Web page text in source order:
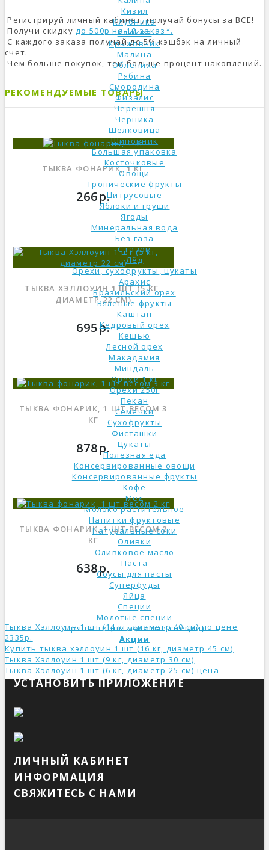
Кизил
Клубника
Клюква
Крыжовник
Малина
Облепиха
Рябина
Смородина
Физалис
Черешня
Черника
Шелковица
Шиповник
Большая упаковка
Косточковые
Овощи
Тропические фрукты
Цитрусовые
Яблоки и груши
Ягоды
Минеральная вода
Без газа
С газом
Лёд
Орехи, сухофрукты, цукаты
Арахис
Бразильский орех
Вяленые фрукты
Каштан
Кедровый орех
Кешью
Лесной орех
Макадамия
Миндаль
Орехи 1 кг
Орехи 250г
Пекан
Семечки
Сухофрукты
Фисташки
Цукаты
Полезная еда
Консервированные овощи
Консервированные фрукты
Кофе
Мед
Молоко растительное
Напитки фруктовые
Натуральные соки
Оливки
Оливковое масло
Паста
Соусы для пасты
Суперфуды
Яйца
Специи
Молотые специи
Пряности (не молотые специи)
Акции
Регистрируй личный кабинет, получай бонусы за ВСЁ!
Получи скидкудо 500р на 1й заказ*.
С каждого заказа получай до 5% кэшбэк на личный
счет.
Чем больше покупок, тем больше процент накоплений.
РЕКОМЕНДУЕМЫЕ ТОВАРЫ
ТЫКВА ФОНАРИК, 1 КГ
266р.
ТЫКВА ХЭЛЛОУИН 1 ШТ (5 КГ,
ДИАМЕТР 22 СМ)
695р.
ТЫКВА ФОНАРИК, 1 ШТ ВЕСОМ 3
КГ
878р.
ТЫКВА ФОНАРИК, 1 ШТ ВЕСОМ 2
КГ
638р.
Тыква Хэллоуин 1 шт (14 кг, диаметр 40 см) по цене
2335р.
Купить тыква хэллоуин 1 шт (16 кг, диаметр 45 см)
Тыква Хэллоуин 1 шт (9 кг, диаметр 30 см)
Тыква Хэллоуин 1 шт (6 кг, диаметр 25 см) ценa
УСТАНОВИТЬ ПРИЛОЖЕНИЕ
ЛИЧНЫЙ КАБИНЕТ
ИНФОРМАЦИЯ
СВЯЖИТЕСЬ С НАМИ